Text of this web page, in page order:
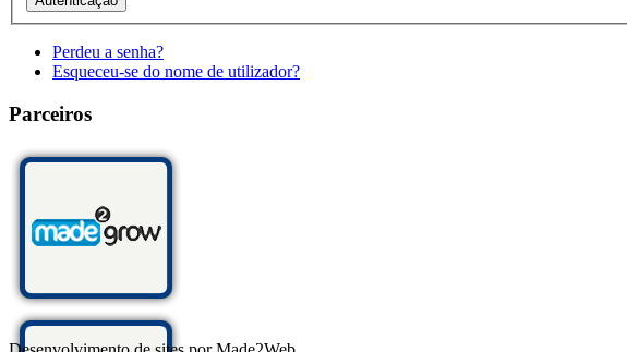
Perdeu a senha?
Esqueceu-se do nome de utilizador?
Parceiros